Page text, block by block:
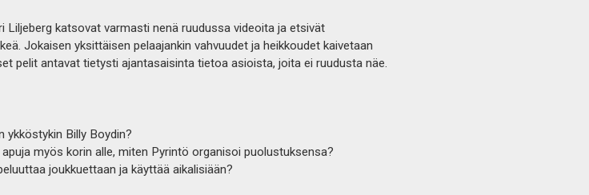
katsovat varmasti nenä ruudussa videoita ja etsivät
Jokaisen yksittäisen pelaajankin vahvuudet ja heikkoudet kaivetaan
pelit antavat tietysti ajantasaisinta tietoa asioista, joita ei ruudusta näe.
ykköstykin Billy Boydin?
myös korin alle, miten Pyrintö organisoi puolustuksensa?
joukkuettaan ja käyttää aikalisiään?